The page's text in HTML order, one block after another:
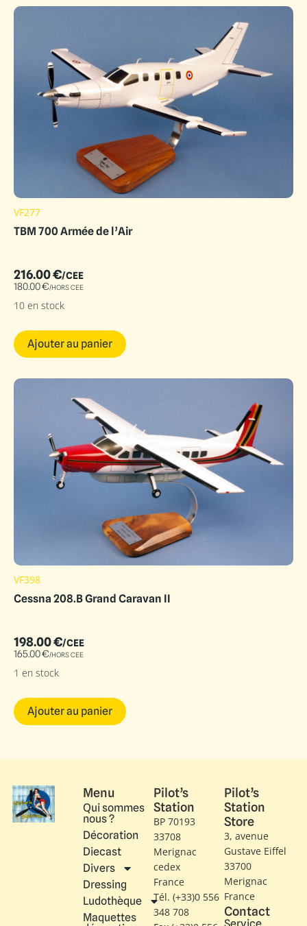
VF277
TBM 700 Armée de l’Air
216.00€/CEE
180.00€/HORS CEE
10 en stock
Ajouter au panier
VF398
Cessna 208.B Grand Caravan II
198.00€/CEE
165.00€/HORS CEE
1 en stock
Ajouter au panier
Menu
Qui sommes
nous ?
Décoration
Diecast
Divers
Dressing
Ludothèque
Maquettes
Pilot’s
Station
BP 70193
33708
Merignac
cedex
France
Tél. (+33)0 556
348 708
Pilot’s
Station
Store
3, avenue
Gustave Eiffel​
33700
Merignac
France
Contact
Service